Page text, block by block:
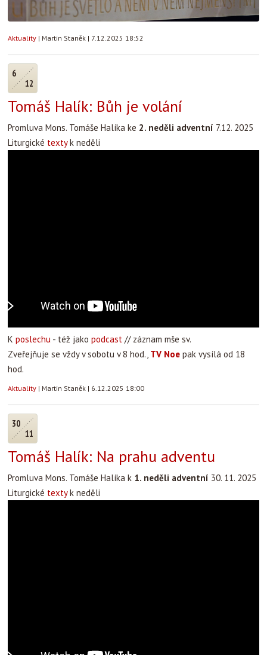
Aktuality | Martin Staněk | 7.12.2025 18:52
6
12
Tomáš Halík: Bůh je volání
Promluva Mons. Tomáše Halíka ke 2. neděli adventní 7.12. 2025
Liturgické textyk neděli
K poslechu - též jako podcast // záznam mše sv.
Zveřejňuje se vždy v sobotu v 8 hod., TV Noe pak vysílá od 18
hod.
Aktuality | Martin Staněk | 6.12.2025 18:00
30
11
Tomáš Halík: Na prahu adventu
Promluva Mons. Tomáše Halíka k 1. neděli adventní 30. 11. 2025
Liturgické textyk neděli